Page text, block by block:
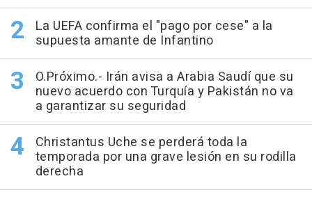
La UEFA confirma el "pago por cese" a la
supuesta amante de Infantino
O.Próximo.- Irán avisa a Arabia Saudí que su
nuevo acuerdo con Turquía y Pakistán no va
a garantizar su seguridad
Christantus Uche se perderá toda la
temporada por una grave lesión en su rodilla
derecha